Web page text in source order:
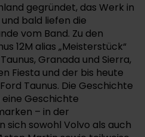
gegründet, das Werk in
bald liefen die
vom Band. Zu den
12M alias „Meisterstück“
Granada und Sierra,
Fiesta und der bis heute
Taunus. Die Geschichte
Geschichte
– in der
sowohl Volvo als auch